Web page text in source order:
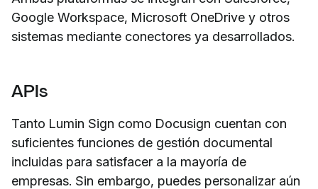
Google Workspace, Microsoft OneDrive y otros
sistemas mediante conectores ya desarrollados.
APIs
Tanto Lumin Sign como Docusign cuentan con
suficientes funciones de gestión documental
incluidas para satisfacer a la mayoría de
empresas. Sin embargo, puedes personalizar aún